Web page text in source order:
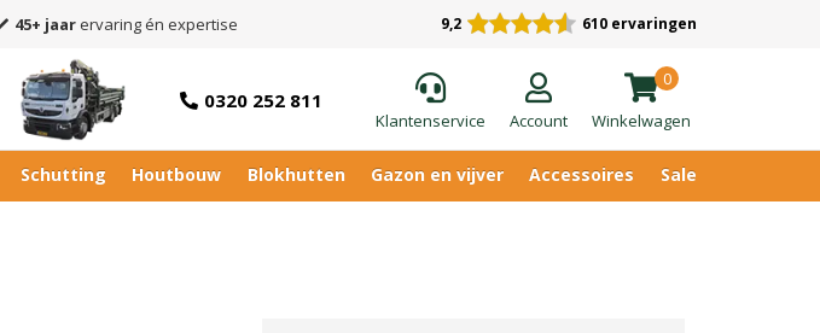
45+ jaar ervaring én expertise 9,2 610 ervaringen
0320 252 811
Klantenservice Account
0
Winkelwagen
Schutting Houtbouw Blokhutten Gazon en vijver Accessoires Sale